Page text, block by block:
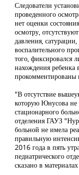
Следователи
проведенного
нет оценки
осмотру,
давления,
воспалительного
того, фиксировался
нахождения ребенка
прокомментированы
"В отсутствие
которую Юнусова не
стационарного
отделения ГАУЗ
больной не имела
правильную
2016 года в пять
педиатрического
сказано в